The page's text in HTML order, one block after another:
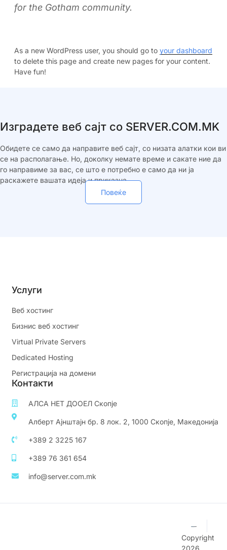
for the Gotham community.
As a new WordPress user, you should go to your dashboard
to delete this page and create new pages for your content.
Have fun!
Изградете веб сајт со SERVER.COM.MK
Обидете се само да направите веб сајт, со низата алатки кои ви
се на располагање. Но, доколку немате време и сакате ние да
го направиме за вас, се што е потребно е само да ни ја
раскажете вашата идеја и приказна.
Повеќе
Услуги
Веб хостинг
Бизнис веб хостинг
Virtual Private Servers
Dedicated Hosting
Регистрација на домени
Контакти
АЛСА НЕТ ДООЕЛ Скопје
Алберт Ајнштајн бр. 8 лок. 2, 1000 Скопје, Македонија
+389 2 3225 167
+389 76 361 654
info@server.com.mk
Copyright
2026